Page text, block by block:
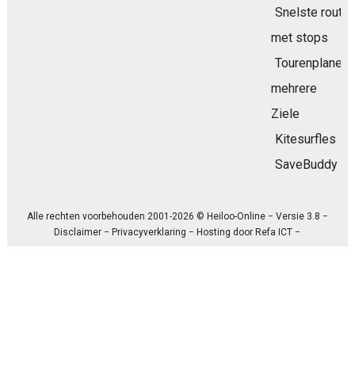
Snelste route
met stops
Tourenplaner
mehrere
Ziele
Kitesurfles
SaveBuddy
Alle rechten voorbehouden 2001-2026 © Heiloo-Online − Versie 3.8 −
Disclaimer −Privacyverklaring − Hosting doorRefa ICT −